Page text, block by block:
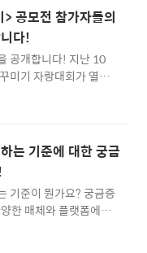
확인 SNS를 통해 쉽
것인지 불분..
어떤 것을 배우고 싶나
았습니다! “틀린 것이
을 알면 좋겠어요(홍수
으며 하나의 사건에 대
한다는 것을 느낄 수 있
장은 어떤지 정리해
들이는 훈련도 가능하
찰력(서윤하님)” 편하
스를 소비..
공모전 참가자들의
다!
공개합니다! 지난 10
미기 자랑대회가 열렸
심히 작성 중인 일기장
준 님의 뉴스일기장입
게 쓰고 있다고 하네
크랩한 신문을 반대쪽
며 뉴스일기를 작성하
의 뉴스일기장입니다
보이는데요? 뉴스를
는 기준에 대한 궁금
기준이 뭔가요? 궁금증
한 매체와 플랫폼에서
매일 많은 정보를 접하